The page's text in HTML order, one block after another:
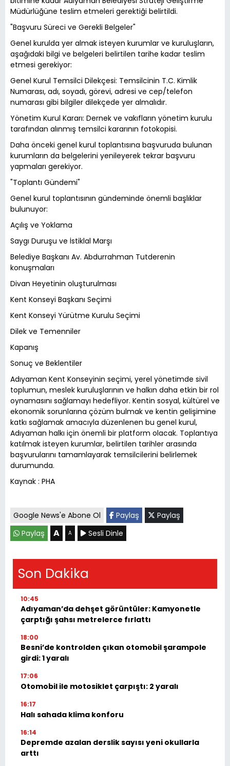
Müdürlüğüne teslim etmeleri gerektiği belirtildi.
"Başvuru Süreci ve Gerekli Belgeler"
Genel kurulda yer almak isteyen kurumlar ve kuruluşların,
aşağıdaki bilgi ve belgeleri belirtilen tarihe kadar teslim
etmesi gerekiyor:
Genel Kurul Temsilci Dilekçesi: Temsilcinin T.C. Kimlik
Numarası, adı, soyadı, görevi, adresi ve cep/telefon
numarası gibi bilgiler dilekçede yer almalıdır.
Yönetim Kurul Kararı: Dernek ve vakıfların yönetim kurulu
tarafından alınmış temsilci kararının fotokopisi.
Daha önceki genel kurul toplantısına başvuruda bulunan
kurumların da belgelerini yenileyerek tekrar başvuru
yapmaları gerekiyor.
"Toplantı Gündemi"
Genel kurul toplantısının gündeminde önemli başlıklar
bulunuyor:
Açılış ve Yoklama
Saygı Duruşu ve İstiklal Marşı
Belediye Başkanı Av. Abdurrahman Tutderenin
konuşmaları
Divan Heyetinin oluşturulması
Kent Konseyi Başkanı Seçimi
Kent Konseyi Yürütme Kurulu Seçimi
Dilek ve Temenniler
Kapanış
Sonuç ve Beklentiler
Adıyaman Kent Konseyinin seçimi, yerel yönetimde sivil
toplumun, meslek kuruluşlarının ve halkın daha etkin bir rol
oynamasını sağlamayı hedefliyor. Kentin sosyal, kültürel ve
ekonomik sorunlarına çözüm bulmak ve kentin gelişimine
katkı sağlamak amacıyla düzenlenen bu genel kurul,
Adıyaman halkı için önemli bir platform olacak. Toplantıya
katılmak isteyen kurumlar, belirtilen tarihler arasında
başvurularını tamamlayarak temsilcilerini belirlemek
durumunda.
Kaynak : PHA
Google News'e Abone Ol Paylaş
Paylaş
Paylaş
A A Sesli Dinle
Son Dakika
10:45
Adıyaman’da dehşet görüntüler: Kamyonetle
çarptığı şahsı metrelerce fırlattı
18:00
Besni’de kontrolden çıkan otomobil şarampole
girdi: 1 yaralı
17:06
Otomobil ile motosiklet çarpıştı: 2 yaralı
16:17
Halı sahada klima konforu
16:14
Depremde azalan derslik sayısı yeni okullarla
arttı